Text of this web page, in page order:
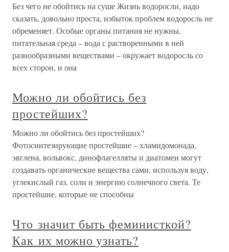
Без чего не обойтись на суше Жизнь водоросли, надо
сказать, довольно проста, избыток проблем водоросль не
обременяет. Особые органы питания не нужны,
питательная среда – вода с растворенными в ней
разнообразными веществами – окружает водоросль со
всех сторон, и она
Можно ли обойтись без
простейших?
Можно ли обойтись без простейших?
Фотосинтезирующие простейшие – хламидомонада,
эвглена, вольвокс, динофлагелляты и диатомеи могут
создавать органические вещества сами, используя воду,
углекислый газ, соли и энергию солнечного света. Те
простейшие, которые не способны
Что значит быть феминисткой?
Как их можно узнать?